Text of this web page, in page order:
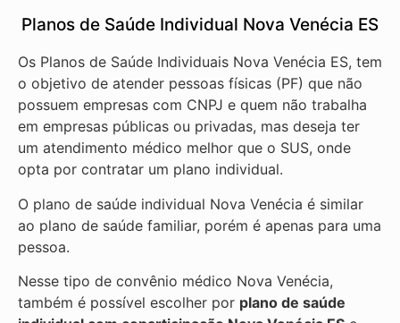
Planos de Saúde Individual Nova Venécia ES
Os Planos de Saúde Individuais Nova Venécia ES, tem
o objetivo de atender pessoas físicas (PF) que não
possuem empresas com CNPJ e quem não trabalha
em empresas públicas ou privadas, mas deseja ter
um atendimento médico melhor que o SUS, onde
opta por contratar um plano individual.
O plano de saúde individual Nova Venécia é similar
ao plano de saúde familiar, porém é apenas para uma
pessoa.
Nesse tipo de convênio médico Nova Venécia,
também é possível escolher por plano de saúde